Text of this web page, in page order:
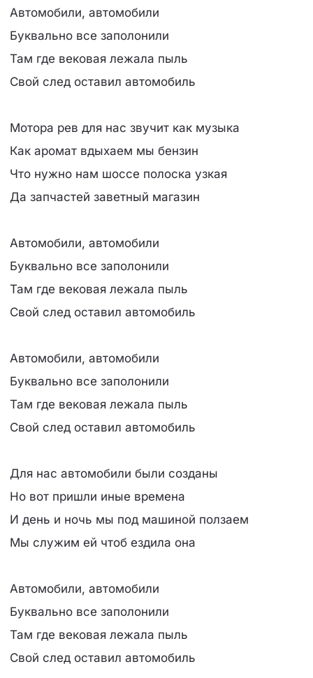
Автомобили, автомобили
Буквально все заполонили
Там где вековая лежала пыль
Свой след оставил автомобиль
Мотора рев для нас звучит как музыка
Как аромат вдыхаем мы бензин
Что нужно нам шоссе полоска узкая
Да запчастей заветный магазин
Автомобили, автомобили
Буквально все заполонили
Там где вековая лежала пыль
Свой след оставил автомобиль
Автомобили, автомобили
Буквально все заполонили
Там где вековая лежала пыль
Свой след оставил автомобиль
Для нас автомобили были созданы
Но вот пришли иные времена
И день и ночь мы под машиной ползаем
Мы служим ей чтоб ездила она
Автомобили, автомобили
Буквально все заполонили
Там где вековая лежала пыль
Свой след оставил автомобиль